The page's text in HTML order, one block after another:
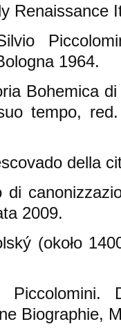
Renaissance
1964.
Bohemica
tempo,
della
2009.
(około
Biographie,